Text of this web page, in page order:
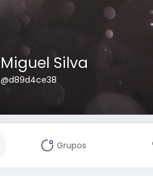
Miguel Silva
@d89d4ce38
Grupos